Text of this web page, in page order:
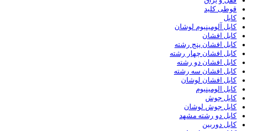
قوطی کلید
کابل
کابل آلومینیوم لوشان
کابل افشان
کابل افشان پنج رشته
کابل افشان چهار رشته
کابل افشان دو رشته
کابل افشان سه رشته
کابل افشان لوشان
کابل الومینیوم
کابل جوش
کابل جوش لوشان
کابل دو رشته مشهد
کابل دوربین